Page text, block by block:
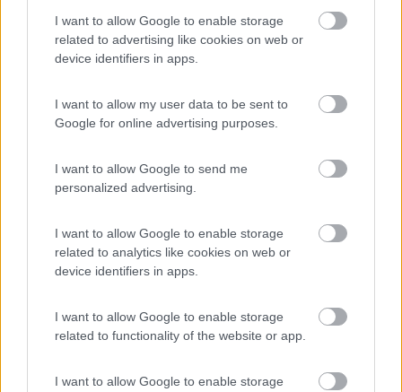
I want to allow Google to enable storage
related to advertising like cookies on web or
device identifiers in apps.
I want to allow my user data to be sent to
Google for online advertising purposes.
I want to allow Google to send me
personalized advertising.
I want to allow Google to enable storage
related to analytics like cookies on web or
device identifiers in apps.
I want to allow Google to enable storage
related to functionality of the website or app.
I want to allow Google to enable storage
tempo fa cosi ho approfittato per fare un pò di foto.Sono andato a
rivederle ma il mio non ha questo componente. Se vuoi ti posso mettere
le foto dell'impianto funzionale,dei 3 condensatori con i valori e del relè
d'avviamento ma non c'è altro
se hai le foto disponibili sarei curioso, in effetti all'interno ci sono
solo 2 condensatori classici ma i motori sono 3, le 2 ventole più
il compressore. potrebbe essere un condensatore ma a 4 fili
Inserito il13/09/2024 alle:08:07:04
14:28:13
Sembra un condensatore di marcia per motore elettrico, il problema è
contiene e come sono collegati al motore. Se non trovi qualcuno con lo